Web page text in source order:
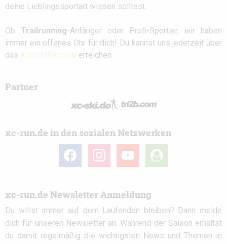
deine Lieblingssportart wissen solltest.
Ob Trailrunning-Anfänger oder Profi-Sportler, wir haben
immer ein offenes Ohr für dich! Du kannst uns jederzeit über
das Kontaktformular erreichen.
Partner
xc-run.de in den sozialen Netzwerken
facebook instagramyoutube
user-
circle
xc-run.de Newsletter Anmeldung
Du willst immer auf dem Laufenden bleiben? Dann melde
dich für unseren Newsletter an. Während der Saison erhältst
du damit regelmäßig die wichtigsten News und Themen in